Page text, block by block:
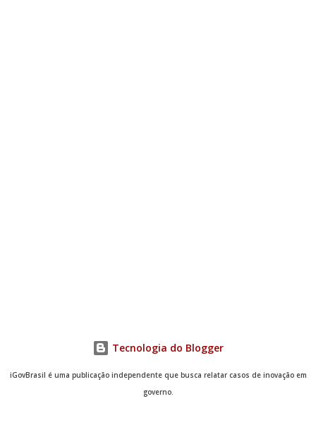
Tecnologia do Blogger
iGovBrasil é uma publicação independente que busca relatar casos de inovação em
governo.